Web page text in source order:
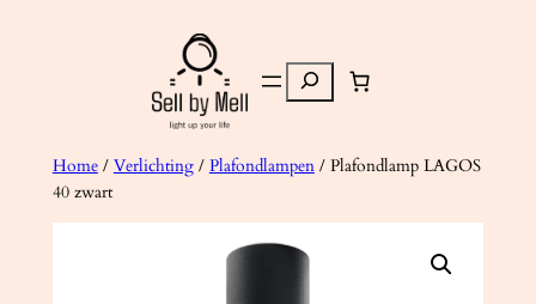
Zoeken
Home/ Verlichting/ Plafondlampen/ Plafondlamp LAGOS
40 zwart